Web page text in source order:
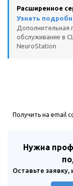
Расширенное
Узнать
Дополнительная
обслуживание в
NeuroStation
Получить на email
Нужна
Оставьте